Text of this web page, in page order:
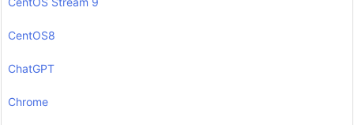
CentOS8
ChatGPT
Chrome